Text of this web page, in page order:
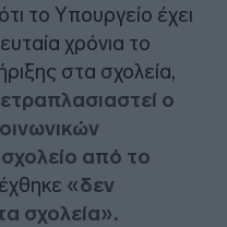
το Υπουργείο έχει
χρόνια το
στα σχολεία,
ο
από το
«δεν
σχολεία».